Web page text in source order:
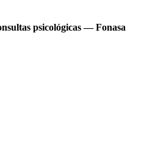
psicológicas — Fonasa